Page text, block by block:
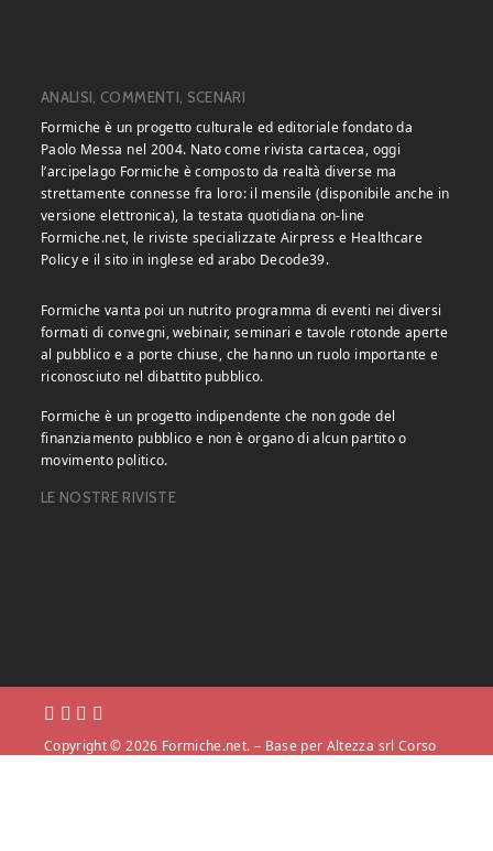
ANALISI, COMMENTI, SCENARI
Formiche è un progetto culturale ed editoriale fondato da
Paolo Messa nel 2004. Nato come rivista cartacea, oggi
l’arcipelago Formiche è composto da realtà diverse ma
strettamente connesse fra loro: il mensile (disponibile anche in
versione elettronica), la testata quotidiana on-line
Formiche.net, le riviste specializzate Airpress e Healthcare
Policy e il sito in inglese ed arabo Decode39.
Formiche vanta poi un nutrito programma di eventi nei diversi
formati di convegni, webinair, seminari e tavole rotonde aperte
al pubblico e a porte chiuse, che hanno un ruolo importante e
riconosciuto nel dibattito pubblico.
Formiche è un progetto indipendente che non gode del
finanziamento pubblico e non è organo di alcun partito o
movimento politico.
LE NOSTRE RIVISTE
Copyright © 2026 Formiche.net. – Base per Altezza srl Corso